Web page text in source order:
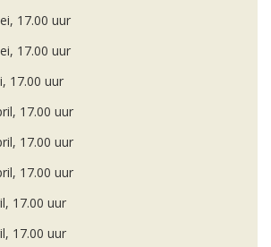
17.00 uur
17.00 uur
17.00 uur
17.00 uur
17.00 uur
17.00 uur
17.00 uur
17.00 uur